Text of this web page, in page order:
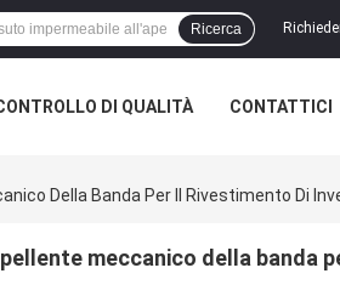
Ricerca
DI QUALITÀ CONTATTICI
Della Banda Per Il Rivestimento Di
meccanico della banda